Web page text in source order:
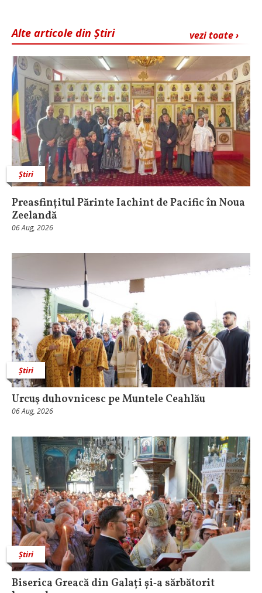
vezi toate ›
Alte articole din Știri
Știri
Preasfințitul Părinte Iachint de Pacific în Noua
Zeelandă
06 Aug, 2026
Știri
Urcuş duhovnicesc pe Muntele Ceahlău
06 Aug, 2026
Știri
Biserica Greacă din Galați și‑a sărbătorit